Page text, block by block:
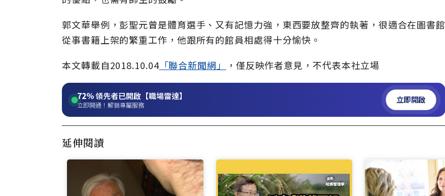
郭文華舉例，彭聖元曾是體育選手、又有記憶力強，東西要放整齊的執著，很適合在圖書館
從事書籍上架的繁重工作，他跟所有的館員相處得十分愉快。
本文轉載自2018.10.04「聯合新聞網」 ，僅反映作者意見，不代表本社立場
72%領先者已開啟【職場雷達】
立即開通！解鎖專屬服務
立即開啟
延伸閱讀